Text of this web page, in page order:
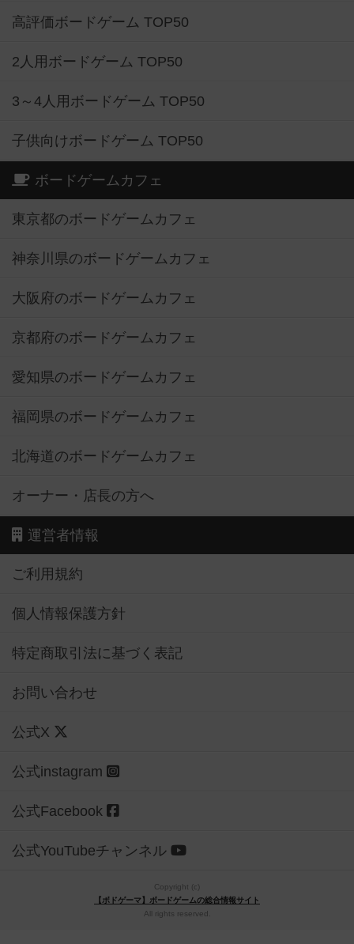
高評価ボードゲーム TOP50
2人用ボードゲーム TOP50
3～4人用ボードゲーム TOP50
子供向けボードゲーム TOP50
ボードゲームカフェ
東京都のボードゲームカフェ
神奈川県のボードゲームカフェ
大阪府のボードゲームカフェ
京都府のボードゲームカフェ
愛知県のボードゲームカフェ
福岡県のボードゲームカフェ
北海道のボードゲームカフェ
オーナー・店長の方へ
運営者情報
ご利用規約
個人情報保護方針
特定商取引法に基づく表記
お問い合わせ
公式X
公式instagram
公式Facebook
公式YouTubeチャンネル
Copyright (c)
【ボドゲーマ】ボードゲームの総合情報サイト
All rights reserved.